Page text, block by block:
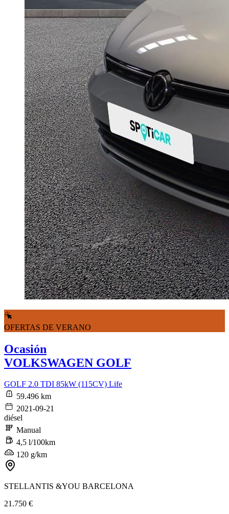
OFERTAS DE VERANO
Ocasión
VOLKSWAGEN GOLF
GOLF 2.0 TDI 85kW (115CV) Life
59.496 km
2021-09-21
diésel
Manual
4,5 l/100km
120 g/km
STELLANTIS &YOU BARCELONA
21.750 €